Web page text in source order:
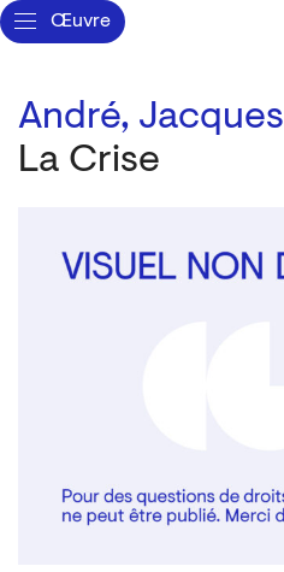
Œuvre
André, Jacques
La Crise